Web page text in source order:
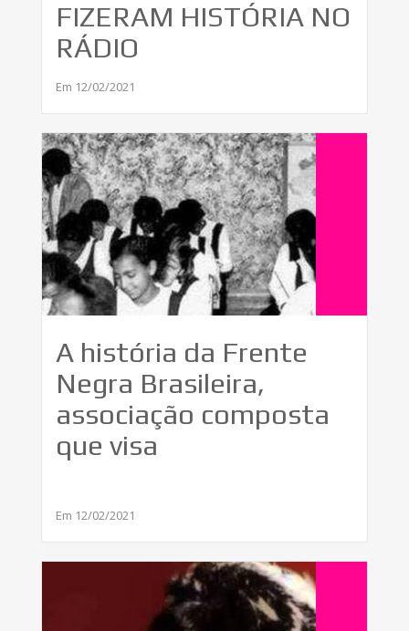
FIZERAM HISTÓRIA NO
RÁDIO
Em 12/02/2021
A história da Frente
Negra Brasileira,
associação composta
que visa
Em 12/02/2021